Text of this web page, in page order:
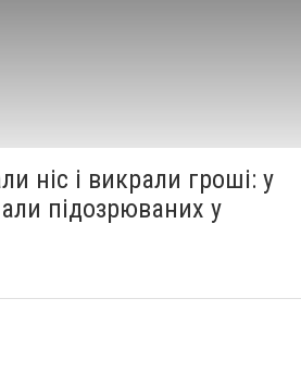
ніс і викрали гроші: у
підозрюваних у